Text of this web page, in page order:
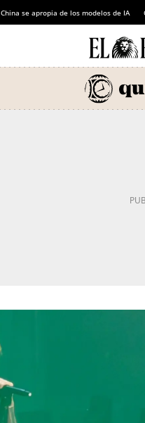
China se apropia de los modelos de IA